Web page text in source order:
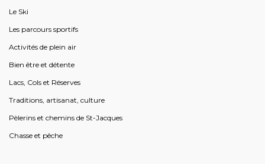
Le Ski
Les parcours sportifs
Activités de plein air
Bien être et détente
Lacs, Cols et Réserves
Traditions, artisanat, culture
Pèlerins et chemins de St-Jacques
Chasse et pêche